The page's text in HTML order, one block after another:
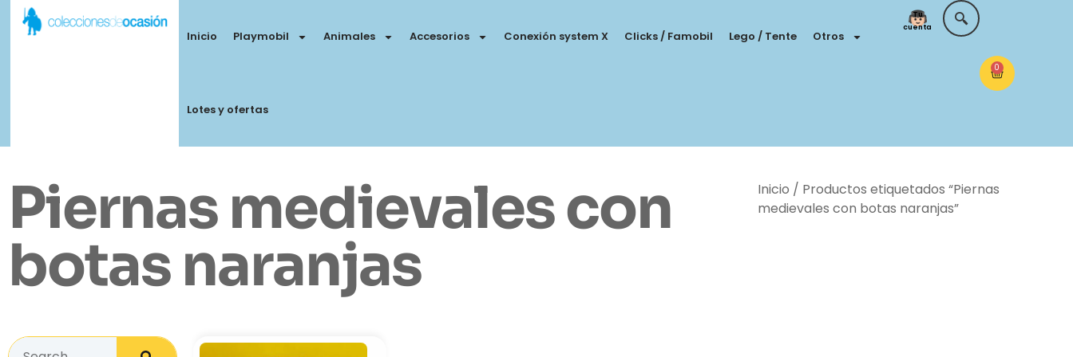
Inicio Playmobil Animales Accesorios Conexión system X Clicks / Famobil Lego / Tente Otros
Lotes y ofertas
Tu
cuenta
0
Piernas medievales con
botas naranjas
Inicio / Productos etiquetados “Piernas
medievales con botas naranjas”